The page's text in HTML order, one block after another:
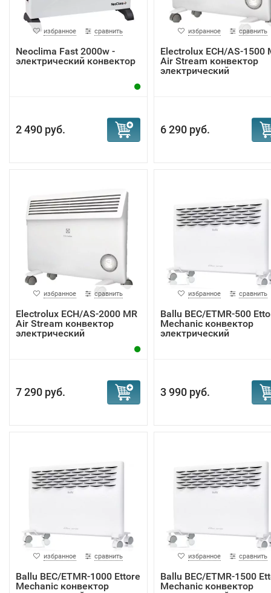
избранное сравнить
Neoclima Fast 2000w -
электрический конвектор
2 490 руб.
избранное сравнить
Electrolux ECH/AS-1500
Air Stream конвектор
электрический
6 290 руб.
избранное сравнить
Electrolux ECH/AS-2000 MR
Air Stream конвектор
электрический
7 290 руб.
избранное сравнить
Ballu BEC/ETMR-500
Mechanic конвектор
электрический
3 990 руб.
избранное сравнить
Ballu BEC/ETMR-1000 Ettore
Mechanic конвектор
избранное сравнить
Ballu BEC/ETMR-1500
Mechanic конвектор